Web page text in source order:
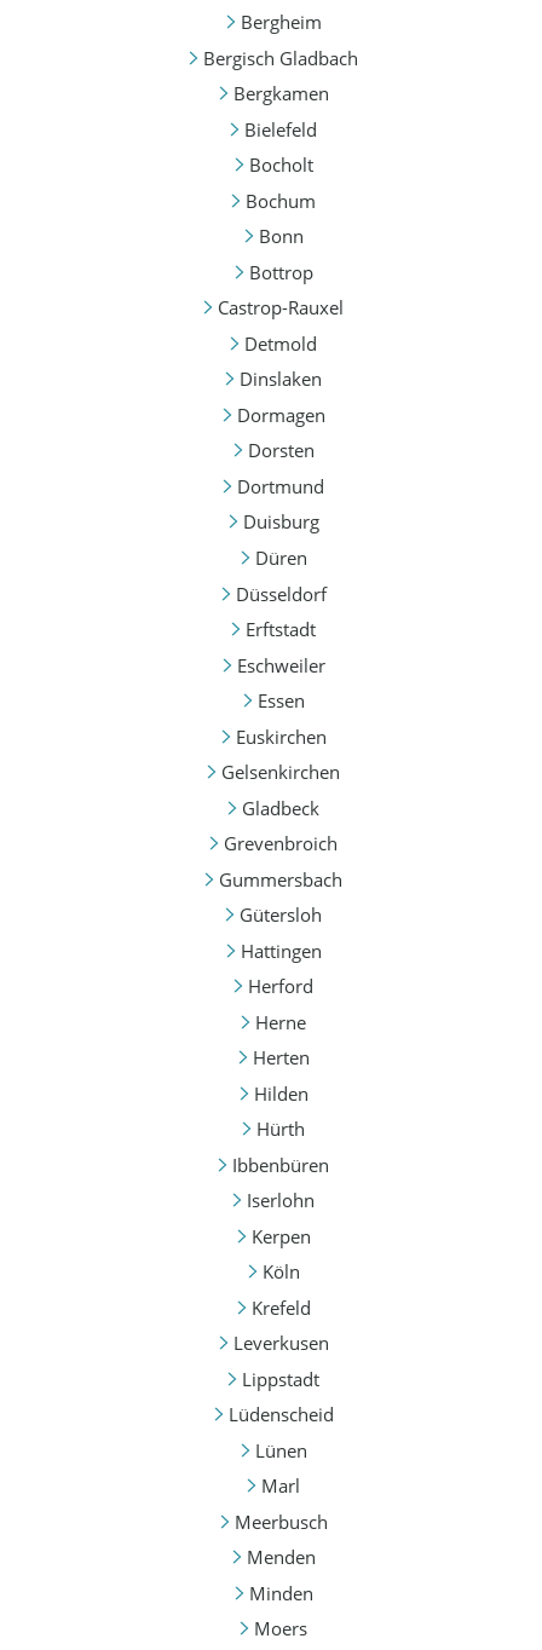
Bergheim
Bergisch Gladbach
Bergkamen
Bielefeld
Bocholt
Bochum
Bonn
Bottrop
Castrop-Rauxel
Detmold
Dinslaken
Dormagen
Dorsten
Dortmund
Duisburg
Düren
Düsseldorf
Erftstadt
Eschweiler
Essen
Euskirchen
Gelsenkirchen
Gladbeck
Grevenbroich
Gummersbach
Gütersloh
Hattingen
Herford
Herne
Herten
Hilden
Hürth
Ibbenbüren
Iserlohn
Kerpen
Köln
Krefeld
Leverkusen
Lippstadt
Lüdenscheid
Lünen
Marl
Meerbusch
Menden
Minden
Moers